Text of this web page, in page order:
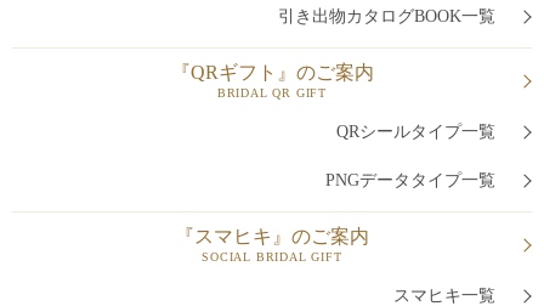
引き出物カタログBOOK一覧
『QRギフト』のご案内
BRIDAL QR GIFT
QRシールタイプ一覧
PNGデータタイプ一覧
『スマヒキ』のご案内
SOCIAL BRIDAL GIFT
スマヒキ一覧